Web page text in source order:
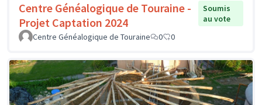
Centre Généalogique de Touraine -
Projet Captation 2024
Soumis
au vote
Centre Généalogique de Touraine
0 0